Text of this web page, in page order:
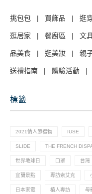
挑包包 | 買飾品 | 逛
逛居家 | 餐廚區 | 文
品美食 | 逛美妝 | 親
送禮指南 | 體驗活動 |
標籤
2021情人節禮物 IUSE
SLIDE THE FRENCH
世界地球日 口罩 台灣
宜蘭景點 專訪索艾克
日本家電 植人專訪 母